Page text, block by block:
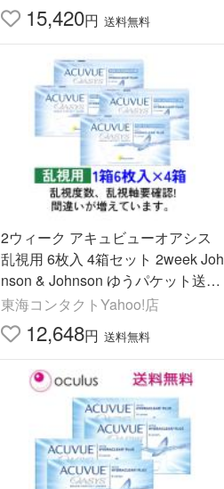
15,420円 送料無料
2ウィーク アキュビューオアシス
乱視用 6枚入 4箱セット 2week Joh
nson & Johnson ゆうパケット送料
無料
東海コンタクトYahoo!店
12,648円 送料無料